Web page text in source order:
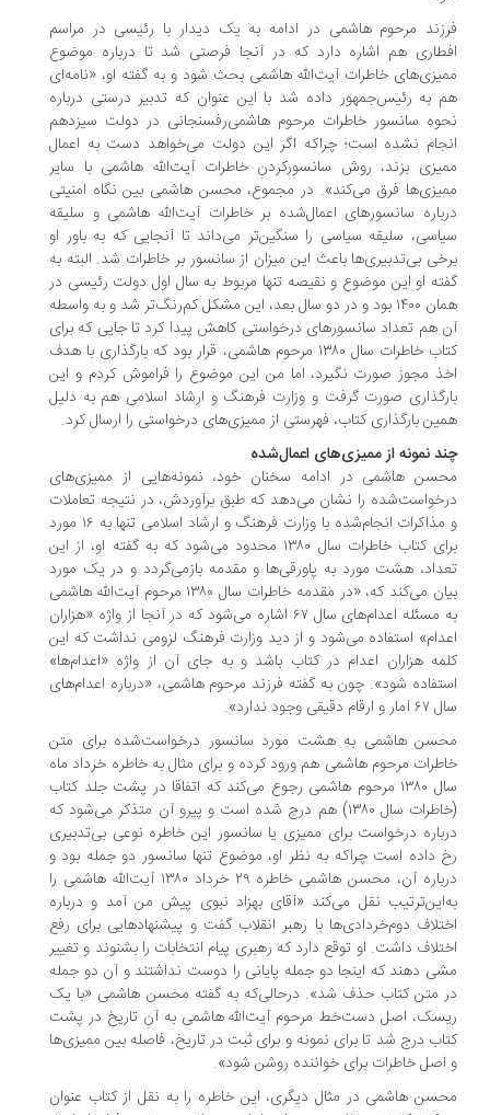
مرحوم هاشمی در ادامه به یک دیدار با رئیسی در مراسم
هم اشاره دارد که در آنجا فرصتی شد تا درباره موضوع
خاطرات آیت‌الله هاشمی بحث شود و به گفته او، «نامه‌ای
به رئیس‌جمهور داده شد با این عنوان که تدبیر درستی درباره
سانسور خاطرات مرحوم هاشمی‌رفسنجانی در دولت سیزدهم
نشده است؛ چراکه اگر این دولت می‌خواهد دست به اعمال
بزند، روش سانسورکردن خاطرات آیت‌الله هاشمی با سایر
فرق می‌کند». در مجموع، محسن هاشمی بین نگاه امنیتی
سانسورهای اعمال‌شده بر خاطرات آیت‌الله هاشمی و سلیقه
سلیقه سیاسی را سنگین‌تر می‌داند تا آنجایی که به باور او
بی‌تدبیری‌ها باعث این میزان از سانسور بر خاطرات شد. البته به
او این موضوع و نقیصه تنها مربوط به سال اول دولت رئیسی در
همان ۱۴۰۰ بود و در دو سال بعد، این مشکل کم‌رنگ‌تر شد و به واسطه
هم تعداد سانسورهای درخواستی کاهش پیدا کرد تا جایی که برای
کتاب خاطرات سال ۱۳۸۰ مرحوم هاشمی، قرار بود که بارگذاری با هدف
مجوز صورت نگیرد، اما من این موضوع را فراموش کردم و این
صورت گرفت و وزارت فرهنگ و ارشاد اسلامی هم به دلیل
بارگذاری کتاب، فهرستی از ممیزی‌های درخواستی را ارسال کرد.
نمونه از ممیزی‌های اعمال‌شده
هاشمی در ادامه سخنان خود، نمونه‌هایی از ممیزی‌های
را نشان می‌دهد که طبق برآوردش، در نتیجه تعاملات
و مذاکرات انجام‌شده با وزارت فرهنگ و ارشاد اسلامی تنها به ۱۶ مورد
برای کتاب خاطرات سال ۱۳۸۰ محدود می‌شود که به گفته او، از این
هشت مورد به پاورقی‌ها و مقدمه بازمی‌گردد و در یک مورد
بیان می‌کند که، «در مقدمه خاطرات سال ۱۳۸۰ مرحوم آیت‌الله هاشمی
به مسئله اعدام‌های سال ۶۷ اشاره می‌شود که در آنجا از واژه «هزاران
استفاده می‌شود و از دید وزارت فرهنگ لزومی نداشت که این
هزاران اعدام در کتاب باشد و به جای آن از واژه «اعدام‌ها»
شود». چون به گفته فرزند مرحوم هاشمی، «درباره اعدام‌های
هاشمی به هشت مورد سانسور درخواست‌شده برای متن
مرحوم هاشمی هم ورود کرده و برای مثال به خاطره خرداد ماه
سال ۱۳۸۰ مرحوم هاشمی رجوع می‌کند که اتفاقا در پشت جلد کتاب
(خاطرات سال ۱۳۸۰) هم درج شده است و پیرو آن متذکر می‌شود که
درخواست برای ممیزی یا سانسور این خاطره نوعی بی‌تدبیری
داده است چراکه به نظر او، موضوع تنها سانسور دو جمله بود و
درباره آن، محسن هاشمی خاطره ۲۹ خرداد ۱۳۸۰ آیت‌الله هاشمی را
نقل می‌کند «آقای بهزاد نبوی پیش من آمد و درباره
دوم‌خردادی‌ها با رهبر انقلاب گفت و پیشنهادهایی برای رفع
داشت. او توقع دارد که رهبری پیام انتخابات را بشنوند و تغییر
دهند که اینجا دو جمله پایانی را دوست نداشتند و آن دو جمله
متن کتاب حذف شد». د‌رحالی‌که به گفته محسن هاشمی «با یک
اصل دست‌خط مرحوم آیت‌الله هاشمی به آن تاریخ در پشت
درج شد تا برای نمونه و برای ثبت در تاریخ، فاصله بین ممیزی‌ها
خاطرات برای خواننده روشن شود».
هاشمی در مثال دیگری، این خاطره را به نقل از کتاب عنوان